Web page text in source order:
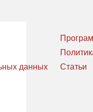
данных
Статьи